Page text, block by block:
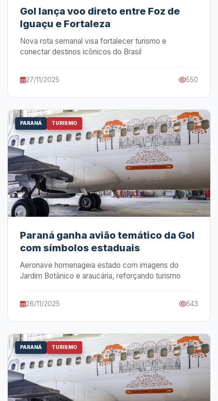
Gol lança voo direto entre Foz de
Iguaçu e Fortaleza
Nova rota semanal visa fortalecer turismo e
conectar destinos icônicos do Brasil
27/11/2025 550
PARANÁ TURISMO
Paraná ganha avião temático da Gol
com símbolos estaduais
Aeronave homenageia estado com imagens do
Jardim Botânico e araucária, reforçando turismo
26/11/2025 543
PARANÁ TURISMO